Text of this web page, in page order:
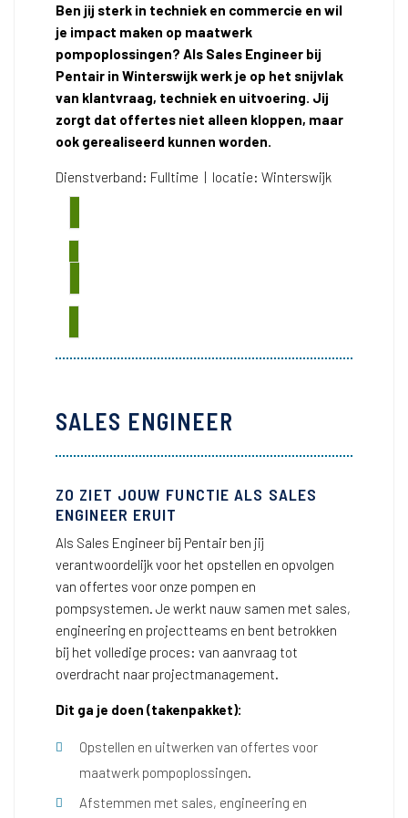
Ben jij sterk in techniek en commercie en wil
je impact maken op maatwerk
pompoplossingen? Als Sales Engineer bij
Pentair in Winterswijk werk je op het snijvlak
van klantvraag, techniek en uitvoering. Jij
zorgt dat offertes niet alleen kloppen, maar
ook gerealiseerd kunnen worden.
Dienstverband: Fulltime | locatie: Winterswijk
SALES ENGINEER
ZO ZIET JOUW FUNCTIE ALS SALES
ENGINEER ERUIT
Als Sales Engineer bij Pentair ben jij
verantwoordelijk voor het opstellen en opvolgen
van offertes voor onze pompen en
pompsystemen. Je werkt nauw samen met sales,
engineering en projectteams en bent betrokken
bij het volledige proces: van aanvraag tot
overdracht naar projectmanagement.
Dit ga je doen (takenpakket):
Opstellen en uitwerken van offertes voor
maatwerk pompoplossingen.
Afstemmen met sales, engineering en